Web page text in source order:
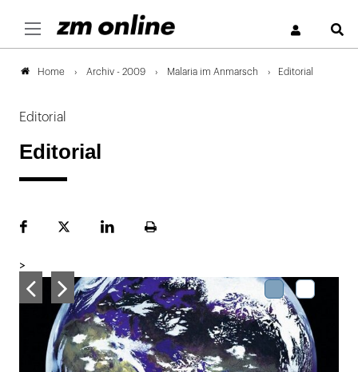
Home Archiv - 2009 Malaria im Anmarsch Editorial
Editorial
Editorial
FacebookPlattformLinekdInSeite
>